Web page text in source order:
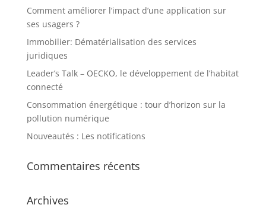
Comment améliorer l’impact d’une application sur
ses usagers ?
Immobilier: Dématérialisation des services
juridiques
Leader’s Talk – OECKO, le développement de l’habitat
connecté
Consommation énergétique : tour d’horizon sur la
pollution numérique
Nouveautés : Les notifications
Commentaires récents
Archives